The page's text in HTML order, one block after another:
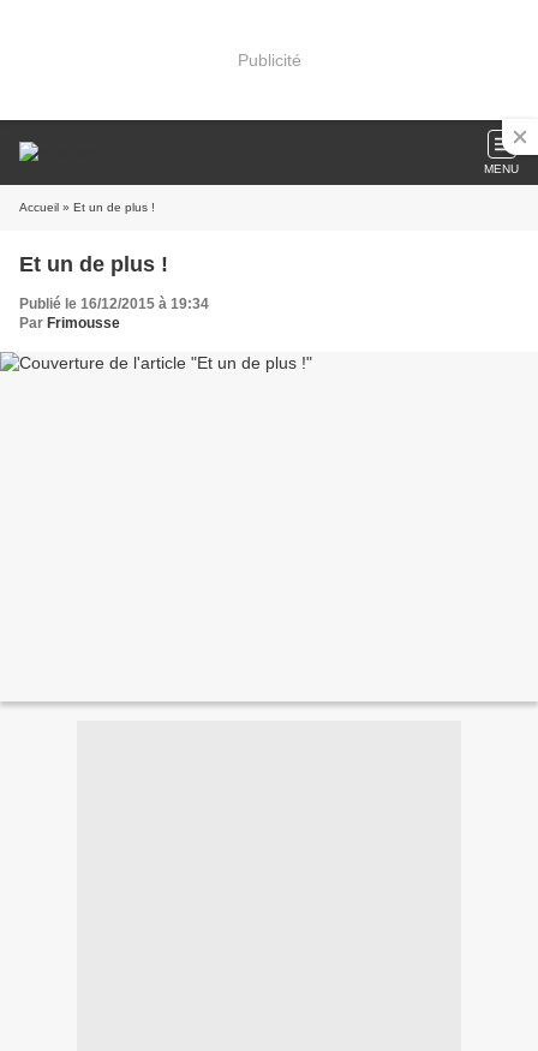
Publicité
MENU
Accueil » Et un de plus !
Et un de plus !
Publié le 16/12/2015 à 19:34
Par Frimousse